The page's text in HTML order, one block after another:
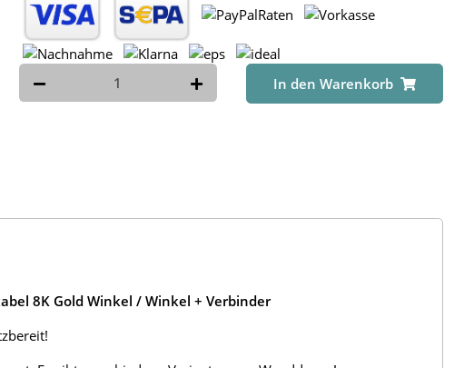
In den Warenkorb
8K Gold Winkel / Winkel + Verbinder